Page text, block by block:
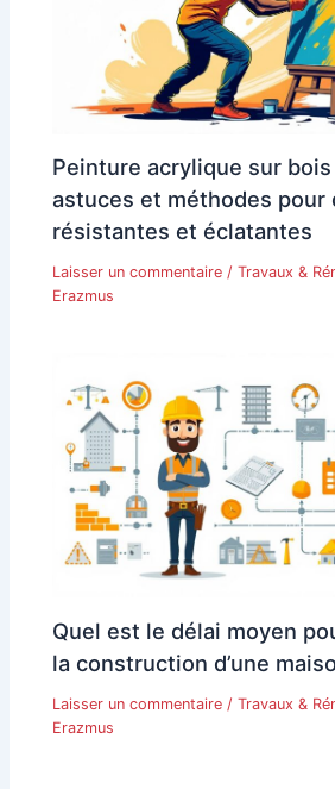
Peinture acrylique sur
astuces et méthodes
résistantes et éclatantes
Laisser un commentaire /Travaux &
Erazmus
Quel est le délai moyen
la construction d’une
Laisser un commentaire /Travaux &
Erazmus